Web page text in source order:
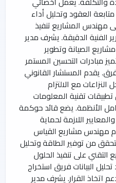
العقود وتحليل أداء
مهندس المشاريع تنفيذ
الفنية الدقيقة. يشرف مدير
الصيانة وتطوير
مبادرات التحسين المستمر
يقدم المستشار القانوني
مع الالتزام
تقنية المعلومات
الأنظمة. يضع قائد حوكمة
اللازمة لحماية
مهندس مشاريع القياس
من توفير الطاقة وتحليل
التقني على تنفيذ الحلول
البيانات فريق استخراج
اتخاذ القرار. يشرف مدير